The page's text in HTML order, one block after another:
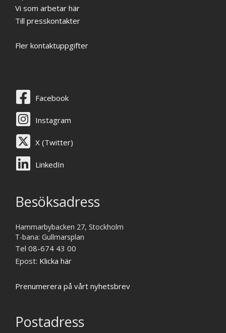
Vi som arbetar här
Till presskontakter
Fler kontaktuppgifter
Facebook
Instagram
X (Twitter)
LinkedIn
Besöksadress
Hammarbybacken 27, Stockholm
T-bana: Gullmarsplan
Tel 08-674 43 00
Epost: Klicka här
Prenumerera på vårt nyhetsbrev
Postadress